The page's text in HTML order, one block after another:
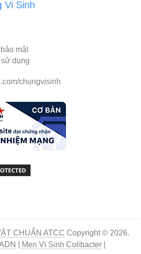
Vi Sinh
mật
dụng
chungvisinh
CHUẨN ATCC Copyright © 2026.
Men Vi Sinh Colibacter